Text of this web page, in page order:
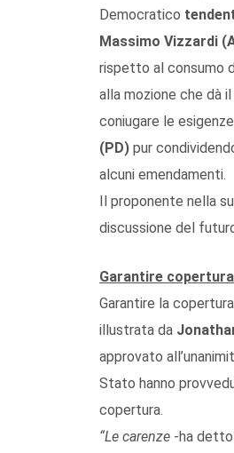
Democratico
Massimo Vizzardi
rispetto al consumo
alla mozione che dà
coniugare le
(PD) pur
alcuni emendamenti.
Il proponente nella
discussione del
Garantire
Garantire la
illustrata da
approvato
Stato hanno
copertura.
“Le carenze -ha